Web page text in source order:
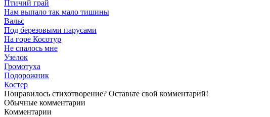
Птичий грай
Нам выпало так мало тишины
Вальс
Под березовыми парусами
На горе Косотур
Не спалось мне
Узелок
Громотуха
Подорожник
Костер
Понравилось стихотворение? Оставьте свой комментарий!
Обычные комментарии
Комментарии